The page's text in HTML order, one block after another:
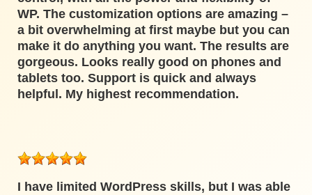
WP. The customization options are amazing –
a bit overwhelming at first maybe but you can
make it do anything you want. The results are
gorgeous. Looks really good on phones and
tablets too. Support is quick and always
helpful. My highest recommendation.
I have limited WordPress skills, but I was able